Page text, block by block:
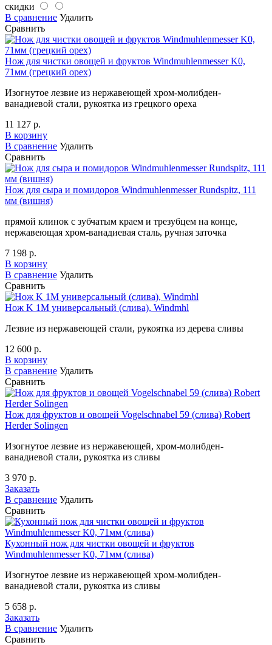
скидки
В сравнение Удалить
Сравнить
Нож для чистки овощей и фруктов Windmuhlenmesser K0,
71мм (грецкий орех)
Изогнутое лезвие из нержавеющей хром-молибден-
ванадиевой стали, рукоятка из грецкого ореха
11 127 р.
В корзину
В сравнение Удалить
Сравнить
Нож для сыра и помидоров Windmuhlenmesser Rundspitz, 111
мм (вишня)
прямой клинок с зубчатым краем и трезубцем на конце,
нержавеющая хром-ванадиевая сталь, ручная заточка
7 198 р.
В корзину
В сравнение Удалить
Сравнить
Нож K 1M универсальный (слива), Windmhl
Лезвие из нержавеющей стали, рукоятка из дерева сливы
12 600 р.
В корзину
В сравнение Удалить
Сравнить
Нож для фруктов и овощей Vogelschnabel 59 (слива) Robert
Herder Solingen
Изогнутое лезвие из нержавеющей, хром-молибден-
ванадиевой стали, рукоятка из сливы
3 970 р.
Заказать
В сравнение Удалить
Сравнить
Кухонный нож для чистки овощей и фруктов
Windmuhlenmesser K0, 71мм (слива)
Изогнутое лезвие из нержавеющей хром-молибден-
ванадиевой стали, рукоятка из сливы
5 658 р.
Заказать
В сравнение Удалить
Сравнить